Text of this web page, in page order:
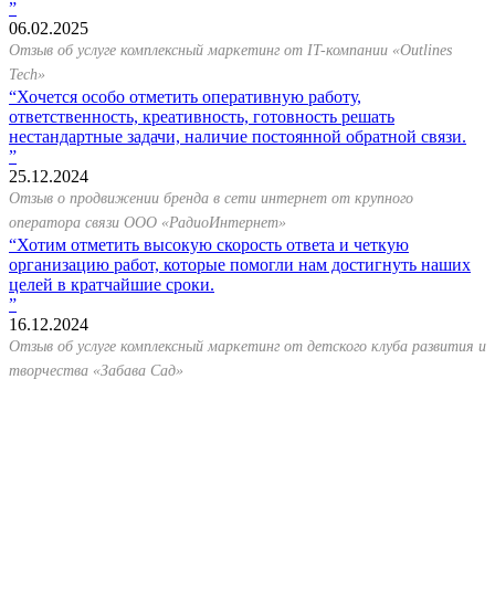
06.02.2025
Отзыв об услуге комплексный маркетинг от IT-компании «Outlines
Tech»
Хочется особо отметить оперативную работу,
ответственность, креативность, готовность решать
нестандартные задачи, наличие постоянной обратной связи.
25.12.2024
Отзыв о продвижении бренда в сети интернет от крупного
оператора связи ООО «РадиоИнтернет»
Хотим отметить высокую скорость ответа и четкую
организацию работ, которые помогли нам достигнуть наших
целей в кратчайшие сроки.
16.12.2024
Отзыв об услуге комплексный маркетинг от детского клуба развития и
творчества «Забава Сад»